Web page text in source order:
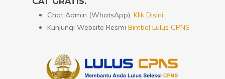
Chat Admin (WhatsApp), Klik Disini
Kunjungi Website Resmi Bimbel Lulus CPNS